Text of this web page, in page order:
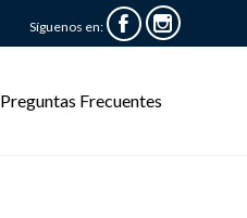
Síguenos en:  
Preguntas Frecuentes